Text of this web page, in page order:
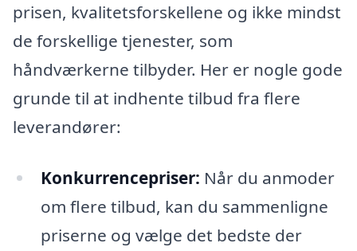
prisen, kvalitetsforskellene og ikke mindst
de forskellige tjenester, som
håndværkerne tilbyder. Her er nogle gode
grunde til at indhente tilbud fra flere
leverandører:
Konkurrencepriser: Når du anmoder
om flere tilbud, kan du sammenligne
priserne og vælge det bedste der